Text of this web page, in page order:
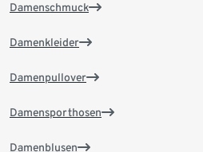
Damenschmuck
Damenkleider
Damenpullover
Damensporthosen
Damenblusen